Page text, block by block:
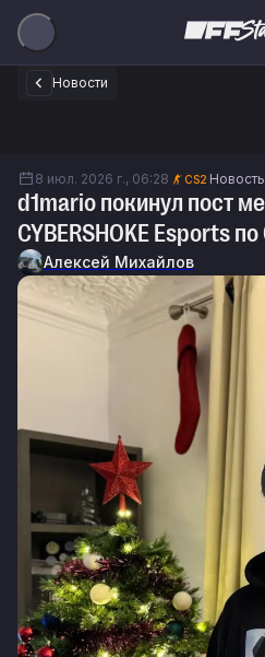
Новости
8 июл. 2026 г., 06:28 CS2 Новость
d1mario покинул пост
CYBERSHOKE Esports по
Алексей Михайлов